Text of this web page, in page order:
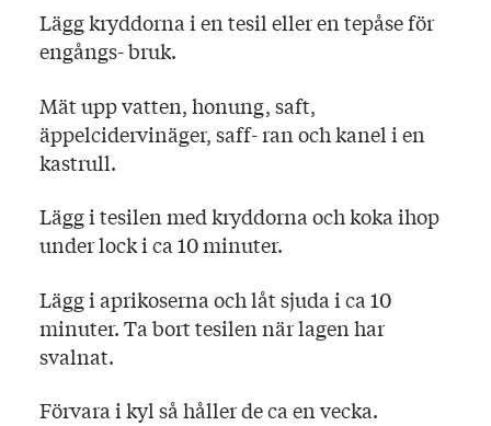
Lägg kryddorna i en tesil eller en tepåse för
engångs- bruk.
Mät upp vatten, honung, saft,
äppelcidervinäger, saff- ran och kanel i en
kastrull.
Lägg i tesilen med kryddorna och koka ihop
under lock i ca 10 minuter.
Lägg i aprikoserna och låt sjuda i ca 10
minuter. Ta bort tesilen när lagen har
svalnat.
Förvara i kyl så håller de ca en vecka.